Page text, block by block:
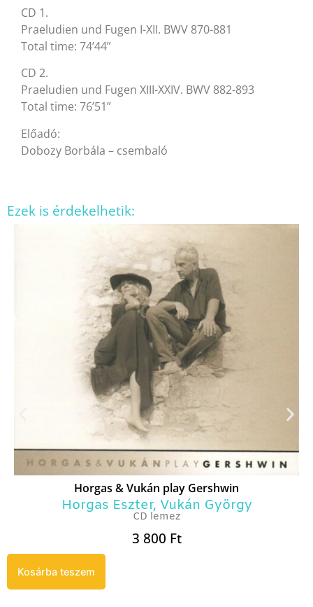
CD 1.
Praeludien und Fugen I-XII. BWV 870-881
Total time: 74’44”
CD 2.
Praeludien und Fugen XIII-XXIV. BWV 882-893
Total time: 76’51”
Előadó:
Dobozy Borbála – csembaló
Ezek is érdekelhetik:
Horgas & Vukán play Gershwin
Horgas Eszter, Vukán György
CD lemez
3 800 Ft
Kosárba teszem